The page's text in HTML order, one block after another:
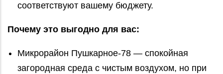
соответствуют вашему бюджету.
Почему это выгодно для вас:
Микрорайон Пушкарное‑78 — спокойная
загородная среда с чистым воздухом, но при